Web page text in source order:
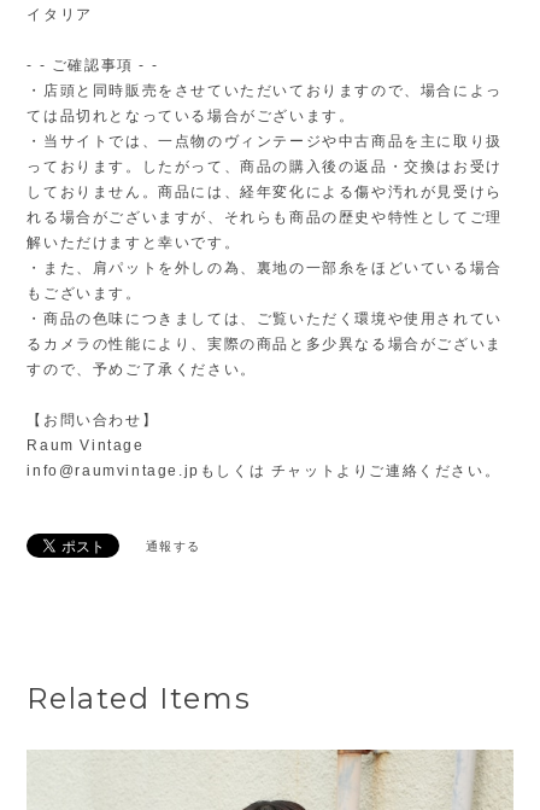
イタリア
- - ご確認事項 - -
・店頭と同時販売をさせていただいておりますので、場合によっ
ては品切れとなっている場合がございます。
・当サイトでは、一点物のヴィンテージや中古商品を主に取り扱
っております。したがって、商品の購入後の返品・交換はお受け
しておりません。商品には、経年変化による傷や汚れが見受けら
れる場合がございますが、それらも商品の歴史や特性としてご理
解いただけますと幸いです。
・また、肩パットを外しの為、裏地の一部糸をほどいている場合
もございます。
・商品の色味につきましては、ご覧いただく環境や使用されてい
るカメラの性能により、実際の商品と多少異なる場合がございま
すので、予めご了承ください。
【お問い合わせ】
Raum Vintage
info@raumvintage.jp もしくは チャットよりご連絡ください。
通報する
Related Items